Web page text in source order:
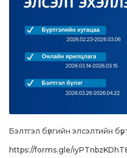
Бэлтгэл бүлгийн элсэлтийн
https://forms.gle/